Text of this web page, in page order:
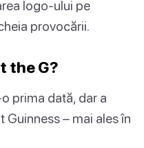
logo-ului pe
provocării.
the G?
prima dată, dar a
– mai ales în